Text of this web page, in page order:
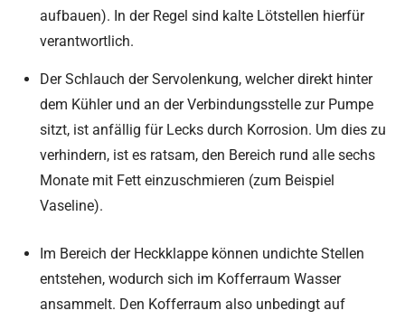
aufbauen). In der Regel sind kalte Lötstellen hierfür
verantwortlich.
Der Schlauch der Servolenkung, welcher direkt hinter
dem Kühler und an der Verbindungsstelle zur Pumpe
sitzt, ist anfällig für Lecks durch Korrosion. Um dies zu
verhindern, ist es ratsam, den Bereich rund alle sechs
Monate mit Fett einzuschmieren (zum Beispiel
Vaseline).
Im Bereich der Heckklappe können undichte Stellen
entstehen, wodurch sich im Kofferraum Wasser
ansammelt. Den Kofferraum also unbedingt auf